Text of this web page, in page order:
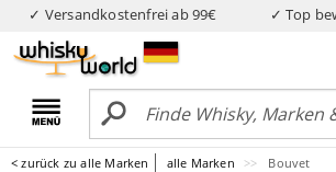
✓ Versandkostenfrei ab 99€ ✓ Top
< zurück zu alle Marken alle Marken Bouvet